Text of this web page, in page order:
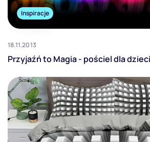
Inspiracje
18.11.2013
Przyjaźń to Magia - pościel dla